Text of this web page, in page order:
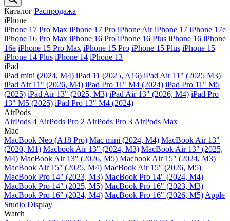
Каталог Распродажа
iPhone
iPhone 17 Pro Max iPhone 17 Pro iPhone Air iPhone 17 iPhone 17e
iPhone 16 Pro Max iPhone 16 Pro iPhone 16 Plus iPhone 16 iPhone
16e iPhone 15 Pro Max iPhone 15 Pro iPhone 15 Plus iPhone 15
iPhone 14 Plus iPhone 14 iPhone 13
iPad
iPad mini (2024, M4) iPad 11 (2025, A16) iPad Air 11" (2025 M3)
iPad Air 11" (2026, M4) iPad Pro 11" M4 (2024) iPad Pro 11" M5
(2025) iPad Air 13" (2025, M3) iPad Air 13" (2026, M4) iPad Pro
13" M5 (2025) iPad Pro 13" M4 (2024)
AirPods
AirPods 4 AirPods Pro 2 AirPods Pro 3 AirPods Max
Mac
MacBook Neo (A18 Pro) Mac mini (2024, M4) MacBook Air 13"
(2020, M1) Macbook Air 13" (2024, M3) MacBook Air 13" (2025,
M4) MacBook Air 13″ (2026, M5) Macbook Air 15" (2024, M3)
MacBook Air 15" (2025, M4) MacBook Air 15″ (2026, M5)
MacBook Pro 14" (2023, M3) MacBook Pro 14″ (2024, M4)
MacBook Pro 14″ (2025, M5) MacBook Pro 16" (2023, M3)
MacBook Pro 16″ (2024, M4) MacBook Pro 16" (2026, M5) Apple
Studio Display
Watch